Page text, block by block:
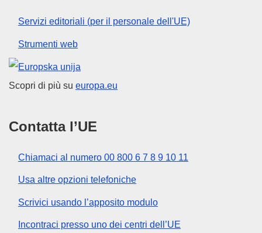
Servizi editoriali (per il personale dell'UE)
Strumenti web
Unione europea
Scopri di più su europa.eu
Contatta l’UE
Chiamaci al numero 00 800 6 7 8 9 10 11
Usa altre opzioni telefoniche
Scrivici usando l’apposito modulo
Incontraci presso uno dei centri dell’UE